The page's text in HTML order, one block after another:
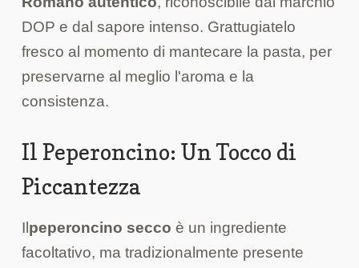
DOP e dal sapore intenso. Grattugiatelo
fresco al momento di mantecare la pasta, per
preservarne al meglio l'aroma e la
consistenza.
Il Peperoncino: Un Tocco di
Piccantezza
Il peperoncino secco è un ingrediente
facoltativo, ma tradizionalmente presente